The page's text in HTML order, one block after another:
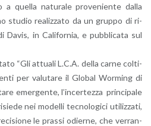
a quel­la na­tu­ra­le pro­ve­nien­te dalla
stu­dio rea­liz­za­to da un grup­po di ri­
Davis, in Ca­li­for­nia, e pub­bli­ca­ta sul
“Gli at­tua­li L.C.A. della carne col­ti­
per va­lu­ta­re il Glo­bal Wor­ming di
emer­gen­te, l’in­cer­tez­za prin­ci­pa­le
nei mo­del­li tec­no­lo­gi­ci uti­liz­za­ti,
le pras­si odier­ne, che ver­ran­